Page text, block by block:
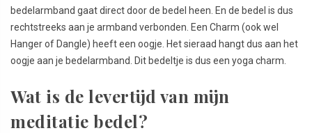
bedelarmband gaat direct door de bedel heen. En de bedel is dus
rechtstreeks aan je armband verbonden. Een Charm (ook wel
Hanger of Dangle) heeft een oogje. Het sieraad hangt dus aan het
oogje aan je bedelarmband. Dit bedeltje is dus een yoga charm.
Wat is de levertijd van mijn
meditatie bedel?